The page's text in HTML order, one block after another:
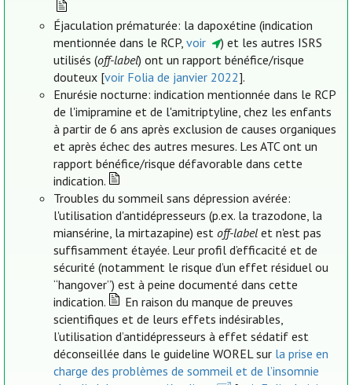
Éjaculation prématurée: la dapoxétine (indication
mentionnée dans le RCP,voir
) et les autres ISRS
utilisés (off-label) ont un rapport bénéfice/risque
douteux [voir Folia de janvier 2022].
Enurésie nocturne: indication mentionnée dans le RCP
de l'imipramine et de l'amitriptyline, chez les enfants
à partir de 6 ans après exclusion de causes organiques
et après échec des autres mesures. Les ATC ont un
rapport bénéfice/risque défavorable dans cette
indication.
Troubles du sommeil sans dépression avérée:
l'utilisation d'antidépresseurs (p.ex. la trazodone, la
miansérine, la mirtazapine) estoff-label et n'est pas
suffisamment étayée. Leur profil d’efficacité et de
sécurité (notamment le risque d’un effet résiduel ou
“hangover”) est à peine documenté dans cette
indication.
En raison du manque de preuves
scientifiques et de leurs effets indésirables,
l’utilisation d’antidépresseurs à effet sédatif est
déconseillée dans le guideline WOREL sur la prise en
charge des problèmes de sommeil et de l’insomnie